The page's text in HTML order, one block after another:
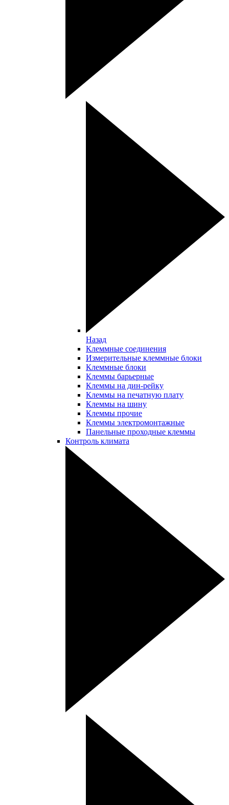
Назад
Клеммные соединения
Измерительные клеммные блоки
Клеммные блоки
Клеммы барьерные
Клеммы на дин-рейку
Клеммы на печатную плату
Клеммы на шину
Клеммы прочие
Клеммы электромонтажные
Панельные проходные клеммы
Контроль климата